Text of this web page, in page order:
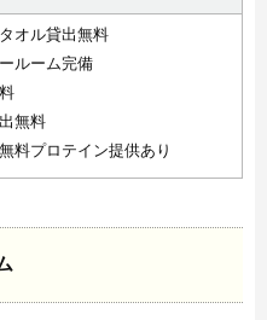
オル貸出無料
ルーム完備
無料
料プロテイン提供あり